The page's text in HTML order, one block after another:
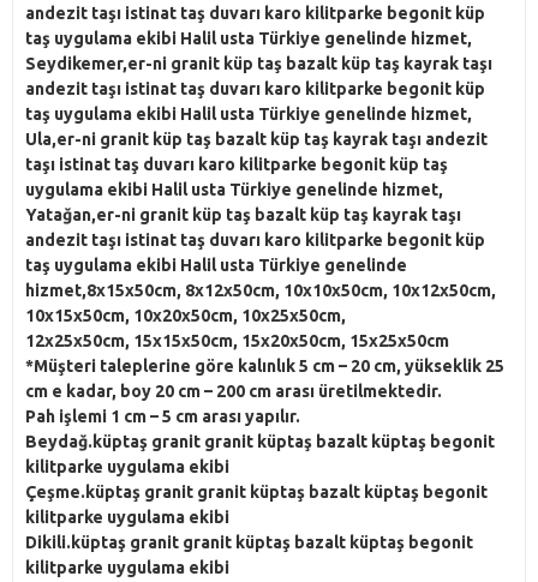
andezit taşı istinat taş duvarı karo kilitparke begonit küp
taş uygulama ekibi Halil usta Türkiye genelinde hizmet,
Seydikemer,er-ni granit küp taş bazalt küp taş kayrak taşı
andezit taşı istinat taş duvarı karo kilitparke begonit küp
taş uygulama ekibi Halil usta Türkiye genelinde hizmet,
Ula,er-ni granit küp taş bazalt küp taş kayrak taşı andezit
taşı istinat taş duvarı karo kilitparke begonit küp taş
uygulama ekibi Halil usta Türkiye genelinde hizmet,
Yatağan,er-ni granit küp taş bazalt küp taş kayrak taşı
andezit taşı istinat taş duvarı karo kilitparke begonit küp
taş uygulama ekibi Halil usta Türkiye genelinde
hizmet,8x15x50cm, 8x12x50cm, 10x10x50cm, 10x12x50cm,
10x15x50cm, 10x20x50cm, 10x25x50cm,
12x25x50cm, 15x15x50cm, 15x20x50cm, 15x25x50cm
*Müşteri taleplerine göre kalınlık 5 cm – 20 cm, yükseklik 25
cm e kadar, boy 20 cm – 200 cm arası üretilmektedir.
Pah işlemi 1 cm – 5 cm arası yapılır.
Beydağ.küptaş granit granit küptaş bazalt küptaş begonit
kilitparke uygulama ekibi
Çeşme.küptaş granit granit küptaş bazalt küptaş begonit
kilitparke uygulama ekibi
Dikili.küptaş granit granit küptaş bazalt küptaş begonit
kilitparke uygulama ekibi